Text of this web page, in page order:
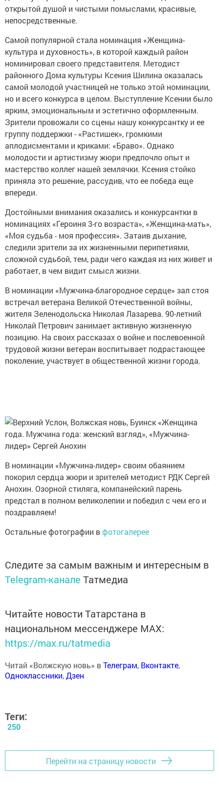
открытой душой и чистыми помыслами, красивые,
непосредственные.
Самой популярной стала номинация «Женщина-
культура и духовность», в которой каждый район
номинировал своего представителя. Методист
районного Дома культуры Ксения Шилина оказалась
самой молодой участницей не только этой номинации,
но и всего конкурса в целом. Выступление Ксении было
ярким, эмоциональным и эстетично оформленным.
Зрители провожали со сцены нашу конкурсантку и ее
группу поддержки - «Растишек», громкими
аплодисментами и криками: «Браво». Однако
молодости и артистизму жюри предпочло опыт и
мастерство коллег нашей землячки. Ксения стойко
приняла это решение, рассудив, что ее победа еще
впереди.
Достойными внимания оказались и конкурсантки в
номинациях «Героиня 3-го возраста», «Женщина-мать»,
«Моя судьба - моя профессия». Затаив дыхание,
следили зрители за их жизненными перипетиями,
сложной судьбой, тем, ради чего каждая из них живет и
работает, в чем видит смысл жизни.
В номинации «Мужчина-благородное сердце» зал стоя
встречал ветерана Великой Отечественной войны,
жителя Зеленодольска Николая Лазарева. 90-летний
Николай Петрович занимает активную жизненную
позицию. На своих рассказах о войне и послевоенной
трудовой жизни ветеран воспитывает подрастающее
поколение, участвует в общественной жизни города.
В номинации «Мужчина-лидер» своим обаянием
покорил сердца жюри и зрителей методист РДК Сергей
Анохин. Озорной стиляга, компанейский парень
предстал в полном великолепии и победил с чем его и
поздравляем!
Остальные фотографии вфотогалерее
Следите за самым важным и интересным в
Telegram-канале Татмедиа
Читайте новости Татарстана в
национальном мессенджере MАХ:
https://max.ru/tatmedia
Читай «Волжскую новь» вТелеграм, Вконтакте,
Одноклассники,Дзен
Теги:
250
Перейти на страницу новости